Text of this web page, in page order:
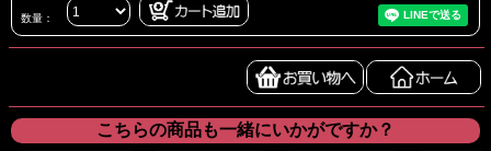
数量：
こちらの商品も一緒にいかがですか？